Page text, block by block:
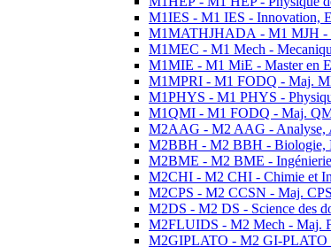
M1IES - M1 IES - Innovation,
M1MATHJHADA - M1 MJH -
M1MEC - M1 Mech -
M1MIE - M1 MiE - Master en
M1MPRI - M1 FODQ - Maj.
M1PHYS - M1 PHYS -
M1QMI - M1 FODQ - Maj.
M2AAG - M2 AAG - Analyse,
M2BBH - M2 BBH - Biologie,
M2BME - M2 BME -
M2CHI - M2 CHI - Chimie et
M2CPS - M2 CCSN - Maj.
M2DS - M2 DS - Science des
M2FLUIDS - M2 Mech - Maj.
M2GIPLATO - M2 GI-PLATO -